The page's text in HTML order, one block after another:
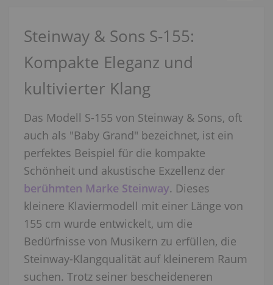
Steinway & Sons S-155:
Kompakte Eleganz und
kultivierter Klang
Das Modell S-155 von Steinway & Sons, oft
auch als "Baby Grand" bezeichnet, ist ein
perfektes Beispiel für die kompakte
Schönheit und akustische Exzellenz der
berühmten Marke Steinway. Dieses
kleinere Klaviermodell mit einer Länge von
155 cm wurde entwickelt, um die
Bedürfnisse von Musikern zu erfüllen, die
Steinway-Klangqualität auf kleinerem Raum
suchen. Trotz seiner bescheideneren